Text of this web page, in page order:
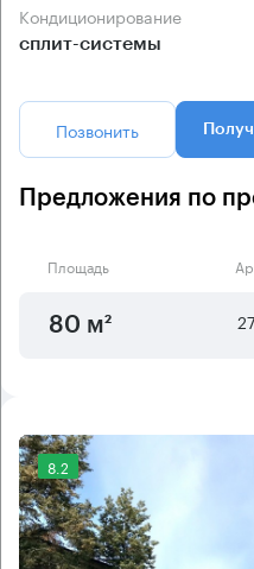
Кондиционирование
сплит-системы
Позвонить
Предложения по
Площадь
80 м²
8.2